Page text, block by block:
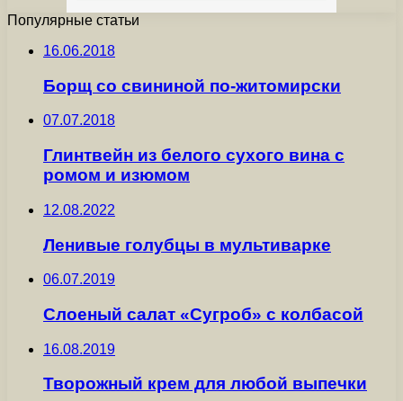
Популярные статьи
16.06.2018
Борщ со свининой по-житомирски
07.07.2018
Глинтвейн из белого сухого вина с
ромом и изюмом
12.08.2022
Ленивые голубцы в мультиварке
06.07.2019
Слоеный салат «Сугроб» с колбасой
16.08.2019
Творожный крем для любой выпечки